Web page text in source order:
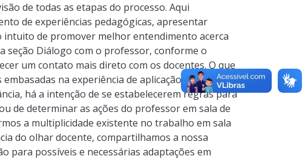
de todas as etapas do processo. Aqui
de experiências pedagógicas, apresentar
de promover melhor entendimento acerca
seção Diálogo com o professor, conforme o
um contato mais direto com os docentes. O que
na experiência de aplicação das SD. É
há a intenção de se estabelecerem regras para
de determinar as ações do professor em sala de
a multiplicidade existente no trabalho em sala
do olhar docente, compartilhamos a nossa
para possíveis e necessárias adaptações em